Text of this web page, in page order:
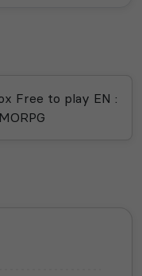
Free to play EN :